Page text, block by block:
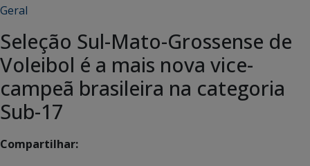
Geral
Seleção Sul-Mato-Grossense de
Voleibol é a mais nova vice-
campeã brasileira na categoria
Sub-17
Compartilhar: